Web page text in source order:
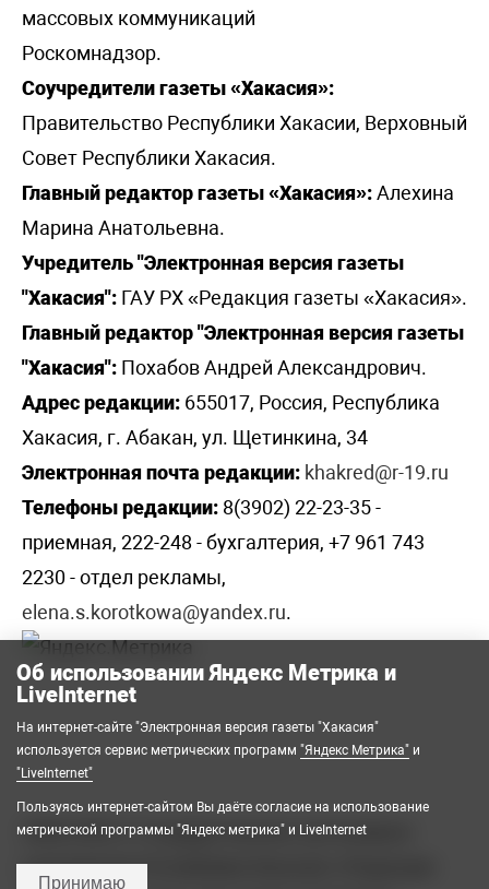
массовых коммуникаций
Роскомнадзор.
Соучредители газеты «Хакасия»:
Правительство Республики Хакасии, Верховный
Совет Республики Хакасия.
Главный редактор газеты «Хакасия»:Алехина
Марина Анатольевна.
Учредитель "Электронная версия газеты
"Хакасия": ГАУ РХ «Редакция газеты «Хакасия».
Главный редактор "Электронная версия газеты
"Хакасия": Похабов Андрей Александрович.
Адрес редакции: 655017, Россия, Республика
Хакасия, г. Абакан, ул. Щетинкина, 34
Электронная почта редакции: khakred@r-19.ru
Телефоны редакции: 8(3902) 22-23-35 -
приемная, 222-248 - бухгалтерия, +7 961 743
2230 - отдел рекламы,
elena.s.korotkowa@yandex.ru.
2008-2026 © Государственное автономное
учреждение Республики Хакасия «Редакция
Об использовании Яндекс Метрика и
LiveInternet
На интернет-сайте "Электронная версия газеты "Хакасия"
используется сервис метрических программ "Яндекс Метрика" и
"LiveInternet"
Пользуясь интернет-сайтом Вы даёте согласие на использование
метрической программы "Яндекс метрика" и LiveInternet
Принимаю